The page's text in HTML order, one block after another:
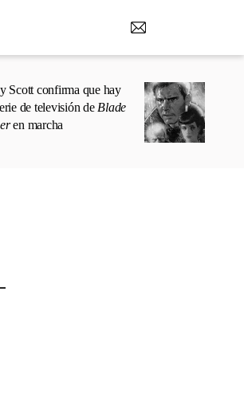
Scott confirma que hay
de televisión de Blade
en marcha